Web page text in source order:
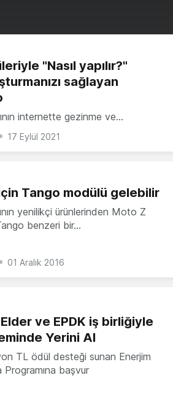
"Nasıl yapılır?"
sağlayan
internette gezinme ve…
17 Eylül 2021
Tango modülü gelebilir
yenilikçi ürünlerinden Moto Z
benzeri bir…
01 Aralık 2016
ve EPDK iş birliğiyle
Yerini Al
TL ödül desteği sunan Enerjim
Programına başvur